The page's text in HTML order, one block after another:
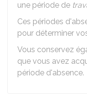
une période de
Ces périodes
pour déterminer
Vous conservez
que vous avez
période d'absence.